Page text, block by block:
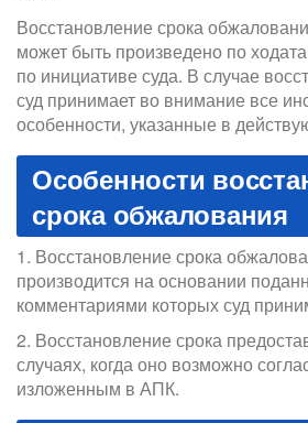
Восстановление срока
может быть произведено по
по инициативе суда. В случае
суд принимает во внимание все
особенности, указанные в
Особенности
срока обжалования
1. Восстановление срока
производится на основании
комментариями которых суд
2. Восстановление срока
случаях, когда оно возможно
изложенным в АПК.